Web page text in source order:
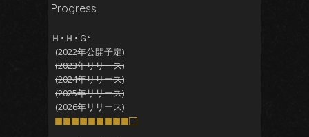
2025年12月
2025年11月
2025年10月(4)
2025年9月 (4)
2025年8月(5)
2025年7月(4)
Progress
Ｈ･Ｈ･Ｇ²
(2022年公開予定)
(2023年リリース)
(2024年リリース)
(2025年リリース)
(2026年リリース)
■■■■■■■■■□